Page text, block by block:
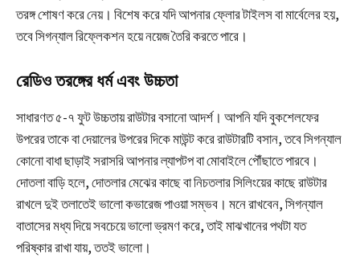
তরঙ্গ শোষণ করে নেয়। বিশেষ করে যদি আপনার ফ্লোর টাইলস বা মার্বেলের হয়,
তবে সিগন্যাল রিফ্লেকশন হয়ে নয়েজ তৈরি করতে পারে।
রেডিও তরঙ্গের ধর্ম এবং উচ্চতা
সাধারণত ৫-৭ ফুট উচ্চতায় রাউটার বসানো আদর্শ। আপনি যদি বুকশেলফের
উপরের তাকে বা দেয়ালের উপরের দিকে মাউন্ট করে রাউটারটি বসান, তবে সিগন্যাল
কোনো বাধা ছাড়াই সরাসরি আপনার ল্যাপটপ বা মোবাইলে পৌঁছাতে পারবে।
দোতলা বাড়ি হলে, দোতলার মেঝের কাছে বা নিচতলার সিলিংয়ের কাছে রাউটার
রাখলে দুই তলাতেই ভালো কভারেজ পাওয়া সম্ভব। মনে রাখবেন, সিগন্যাল
বাতাসের মধ্য দিয়ে সবচেয়ে ভালো ভ্রমণ করে, তাই মাঝখানের পথটা যত
পরিষ্কার রাখা যায়, ততই ভালো।